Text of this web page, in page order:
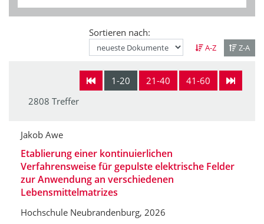
Sortieren nach:
A-Z Z-A
1-20 21-40
41-60
2808 Treffer
Jakob Awe
Etablierung einer kontinuierlichen
Verfahrensweise für gepulste elektrische Felder
zur Anwendung an verschiedenen
Lebensmittelmatrizes
Hochschule Neubrandenburg, 2026